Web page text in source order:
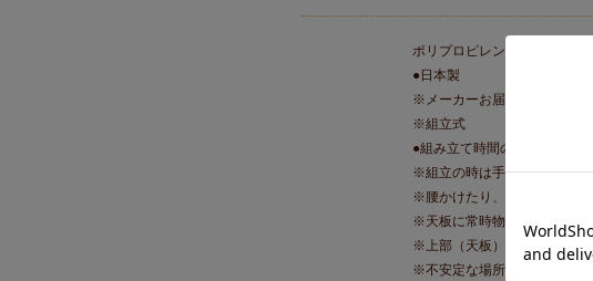
ポリプロピレン
●日本製
※メーカーお届け品
※組立式
●組み立て時間の目安：約２０
※組立の時は手袋などで、手
※腰かけたり、重いものを載
※天板に常時物を置くのはお
※上部（天板）を持ち上げて
※不安定な場所、高所、火気